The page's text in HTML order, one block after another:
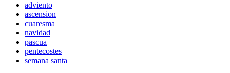
adviento
ascension
cuaresma
navidad
pascua
pentecostes
semana santa